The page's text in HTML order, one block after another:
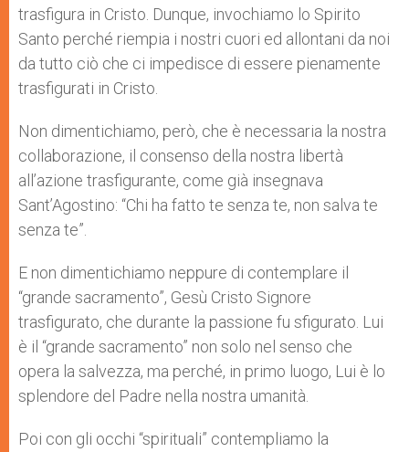
trasfigura in Cristo. Dunque, invochiamo lo Spirito
Santo perché riempia i nostri cuori ed allontani da noi
da tutto ciò che ci impedisce di essere pienamente
trasfigurati in Cristo.
Non dimentichiamo, però, che è necessaria la nostra
collaborazione, il consenso della nostra libertà
all’azione trasfigurante, come già insegnava
Sant’Agostino: “Chi ha fatto te senza te, non salva te
senza te”.
E non dimentichiamo neppure di contemplare il
“grande sacramento”, Gesù Cristo Signore
trasfigurato, che durante la passione fu sfigurato. Lui
è il “grande sacramento” non solo nel senso che
opera la salvezza, ma perché, in primo luogo, Lui è lo
splendore del Padre nella nostra umanità.
Poi con gli occhi “spirituali” contempliamo la